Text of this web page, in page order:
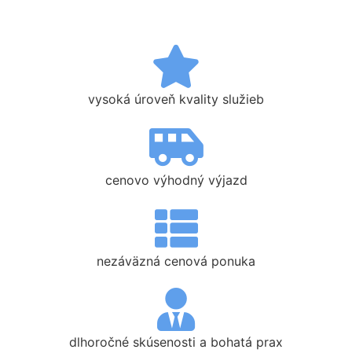
vysoká úroveň kvality služieb
cenovo výhodný výjazd
nezáväzná cenová ponuka
dlhoročné skúsenosti a bohatá prax